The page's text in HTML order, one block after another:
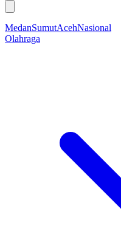
MedanSumutAcehNasional
Olahraga